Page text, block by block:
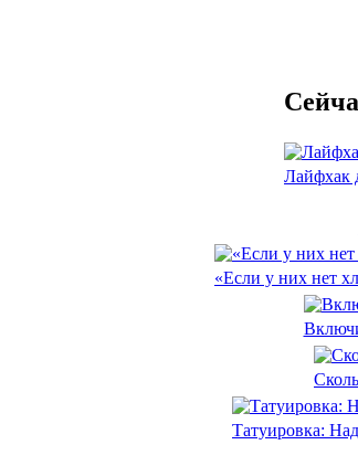
Лайфхак
«Если у них нет
Татуировка: